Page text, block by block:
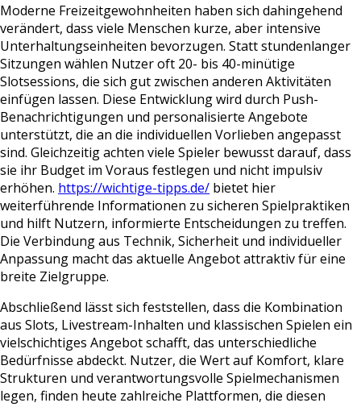
Moderne Freizeitgewohnheiten haben sich dahingehend
verändert, dass viele Menschen kurze, aber intensive
Unterhaltungseinheiten bevorzugen. Statt stundenlanger
Sitzungen wählen Nutzer oft 20- bis 40-minütige
Slotsessions, die sich gut zwischen anderen Aktivitäten
einfügen lassen. Diese Entwicklung wird durch Push-
Benachrichtigungen und personalisierte Angebote
unterstützt, die an die individuellen Vorlieben angepasst
sind. Gleichzeitig achten viele Spieler bewusst darauf, dass
sie ihr Budget im Voraus festlegen und nicht impulsiv
erhöhen. https://wichtige-tipps.de/ bietet hier
weiterführende Informationen zu sicheren Spielpraktiken
und hilft Nutzern, informierte Entscheidungen zu treffen.
Die Verbindung aus Technik, Sicherheit und individueller
Anpassung macht das aktuelle Angebot attraktiv für eine
breite Zielgruppe.
Abschließend lässt sich feststellen, dass die Kombination
aus Slots, Livestream-Inhalten und klassischen Spielen ein
vielschichtiges Angebot schafft, das unterschiedliche
Bedürfnisse abdeckt. Nutzer, die Wert auf Komfort, klare
Strukturen und verantwortungsvolle Spielmechanismen
legen, finden heute zahlreiche Plattformen, die diesen